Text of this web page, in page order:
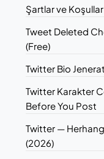
Şartlar ve Koşullar
Tweet Deleted
(Free)
Twitter Bio
Twitter Karakter
Before You Post
Twitter —
(2026)